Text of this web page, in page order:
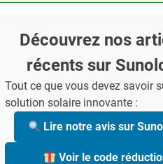
Découvrez nos
récents sur
Tout ce que vous devez savoir
solution solaire innovante :
Lire notre avis sur
Voir le code